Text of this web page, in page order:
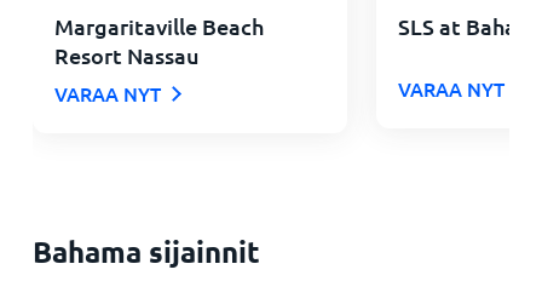
Margaritaville Beach
Resort Nassau
VARAA NYT
SLS at Baha
VARAA NYT
Bahama sijainnit